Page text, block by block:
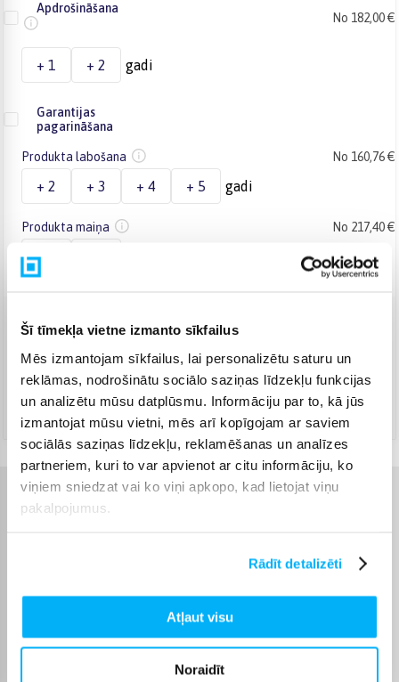
Šī tīmekļa vietne izmanto sīkfailus
Mēs izmantojam sīkfailus, lai personalizētu saturu un
reklāmas, nodrošinātu sociālo saziņas līdzekļu funkcijas
un analizētu mūsu datplūsmu. Informāciju par to, kā jūs
izmantojat mūsu vietni, mēs arī kopīgojam ar saviem
sociālās saziņas līdzekļu, reklamēšanas un analīzes
partneriem, kuri to var apvienot ar citu informāciju, ko
viņiem sniedzat vai ko viņi apkopo, kad lietojat viņu
pakalpojumus.
Rādīt detalizēti
Atļaut visu
Noraidīt
Apdrošināšana
No 182,00 €
+ 1 + 2 gadi
Garantijas
pagarināšana
Produkta labošana No 160,76 €
+ 2 + 3 + 4 + 5 gadi
Produkta maiņa No 217,40 €
+ 2
Piegāde ar Venipak kurjeru (Bezmaksas
Apmaksā pilnu summu skaidrā naudā piegādes brīdī.
Augusts 10d. - Augusts 11d.
Piegāde ar DPD kurjeru ( 6,99 €)
Augusts 10d. - Augusts 11d.
Raksturlielumi
Ekrāna izšķirtspēja 4K UHD (3840×2160)
Komplektēšanas valsts Ungārija